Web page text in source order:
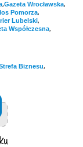
,Gazeta Wrocławska,
Pomorza,
Lubelski,
Współczesna,
Biznesu,